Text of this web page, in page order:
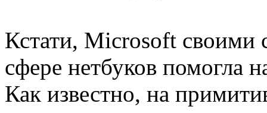
Кстати, Microsoft
сфере нетбуков помогла
Как известно, на